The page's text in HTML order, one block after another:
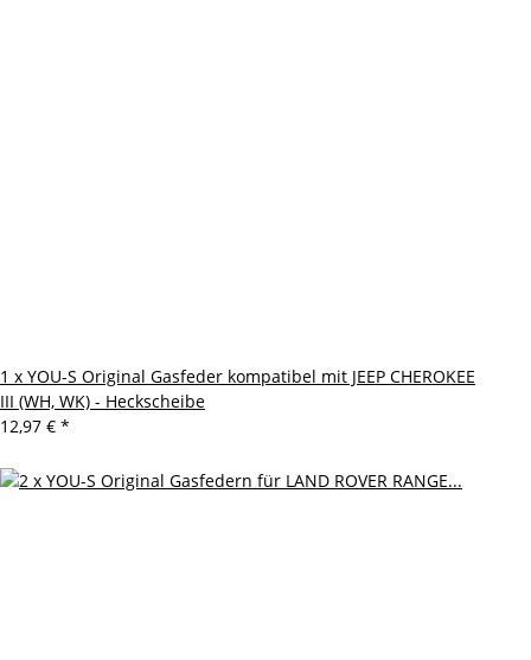
1 x YOU-S Original Gasfeder kompatibel mit JEEP CHEROKEE
III (WH, WK) - Heckscheibe
12,97 € *